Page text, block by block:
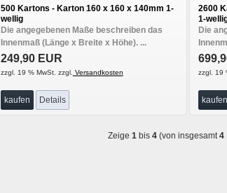
500 Kartons - Karton 160 x 160 x 140mm 1-
wellig
Die angegebenen Maße beschreiben das
Innenmaß (Länge x Breite x Höhe). ...
249,90 EUR
zzgl. 19 % MwSt. zzgl. Versandkosten
kaufen Details
2600
1-
Die
zzgl. 19
kaufen
Zeige1 bis4 (von insgesamt4